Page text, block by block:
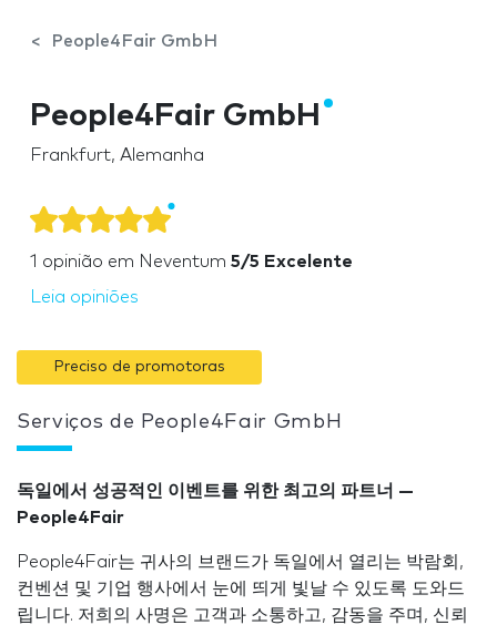
People4Fair GmbH
People4Fair GmbH
Frankfurt, Alemanha
1 opinião em Neventum 5/5 Excelente
Leia opiniões
Preciso de promotoras
Serviços de People4Fair GmbH
독일에서 성공적인 이벤트를 위한 최고의 파트너 —
People4Fair
People4Fair는 귀사의 브랜드가 독일에서 열리는 박람회,
컨벤션 및 기업 행사에서 눈에 띄게 빛날 수 있도록 도와드
립니다. 저희의 사명은 고객과 소통하고, 감동을 주며, 신뢰